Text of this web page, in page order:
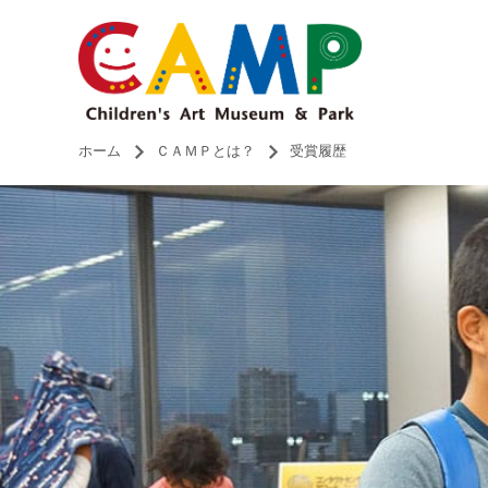
ホーム ＣＡＭＰとは？ 受賞履歴